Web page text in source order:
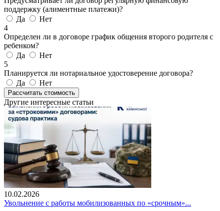
поддержку (алиментные платежи)?
Да
Нет
4
Определен ли в договоре график общения второго родителя с
ребенком?
Да
Нет
5
Планируется ли нотариальное удостоверение договора?
Да
Нет
Рассчитать стоимость
Другие интересные статьи
10.02.2026
Увольнение с работы мобилизованных по «срочным»...